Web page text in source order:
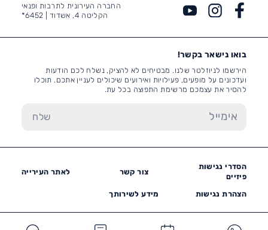
החברה העירונית לתרבות ופנאי
הקליטה 4, אשדוד |
6452*
בואו נישאר בקשר!
הירשמו לניוזלטר שלנו. מבטיחים לא להציק, נשלח לכם הודעות
ועדכונים על מופעים, פעילויות ואירועים שיכולים לעניין אתכם. תוכלו
להסיר את עצמכם מרשימת התפוצה בכל עת.
הסדרי נגישות
פיזיים
צור קשר לאתר העירייה
הצהרת נגישות מידע לשירותך